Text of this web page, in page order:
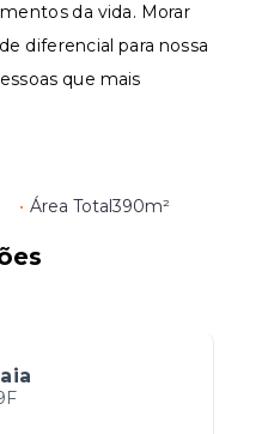
da vida. Morar
diferencial para nossa
que mais
• Área Total390m²